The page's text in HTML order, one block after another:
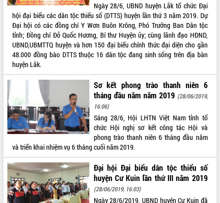
LIÊN KẾT WEB
THỐNG KÊ TRUY CẬP
Tất cả: 66090308
Ngày 28/6, UBND huyện Lắk tổ chức Đại
hội đại biểu các dân tộc thiểu số (DTTS) huyện lần thứ 3 năm 2019. Dự
Đại hội có các đồng chí Y Wơn Buôn Krông, Phó Trưởng Ban Dân tộc
tỉnh; Đồng chí Đỗ Quốc Hương, Bí thư Huyện ủy; cùng lãnh đạo HĐND,
UBND,UBMTTQ huyện và hơn 150 đại biểu chính thức đại diện cho gần
48.000 đồng bào DTTS thuộc 16 dân tộc đang sinh sống trên địa bàn
huyện Lắk.
Sơ kết phong trào thanh niên 6
tháng đầu năm năm 2019 (28/06/2019,
16:06)
Sáng 28/6, Hội LHTN Việt Nam tỉnh tổ
chức Hội nghị sơ kết công tác Hội và
phong trào thanh niên 6 tháng đầu năm
và triển khai nhiệm vụ 6 tháng cuối năm 2019.
Đại hội Đại biểu dân tộc thiểu số
huyện Cư Kuin lần thứ III năm 2019
(28/06/2019, 16:03)
Ngày 28/6/2019, UBND huyện Cư Kuin đã